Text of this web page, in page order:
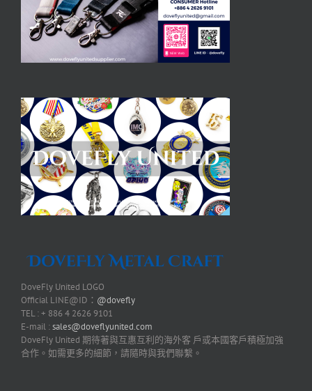
DoveFly United LOGO
Official LINE@ID： @dovefly
TEL : + 886 4 2626 9101
E-mail :sales@doveflyunited.com
DoveFly United 期待著與互惠互利的海外客 戶或本國客戶積極加強
合作。如需更多的細節，請隨時與我們聯繫。